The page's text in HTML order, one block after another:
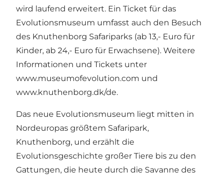
wird laufend erweitert. Ein Ticket für das
Evolutionsmuseum umfasst auch den Besuch
des Knuthenborg Safariparks (ab 13,- Euro für
Kinder, ab 24,- Euro für Erwachsene). Weitere
Informationen und Tickets unter
www.museumofevolution.com und
www.knuthenborg.dk/de.
Das neue Evolutionsmuseum liegt mitten in
Nordeuropas größtem Safaripark,
Knuthenborg, und erzählt die
Evolutionsgeschichte großer Tiere bis zu den
Gattungen, die heute durch die Savanne des